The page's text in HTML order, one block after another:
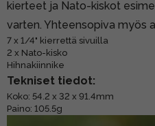
kierteet ja Nato-kiskot
varten. Yhteensopiva myös
7 x 1/4" kierrettä sivuilla
2 x Nato-kisko
Hihnakiinnike
Tekniset tiedot:
Koko: 54.2 x 32 x 91.4mm
Paino: 105.5g